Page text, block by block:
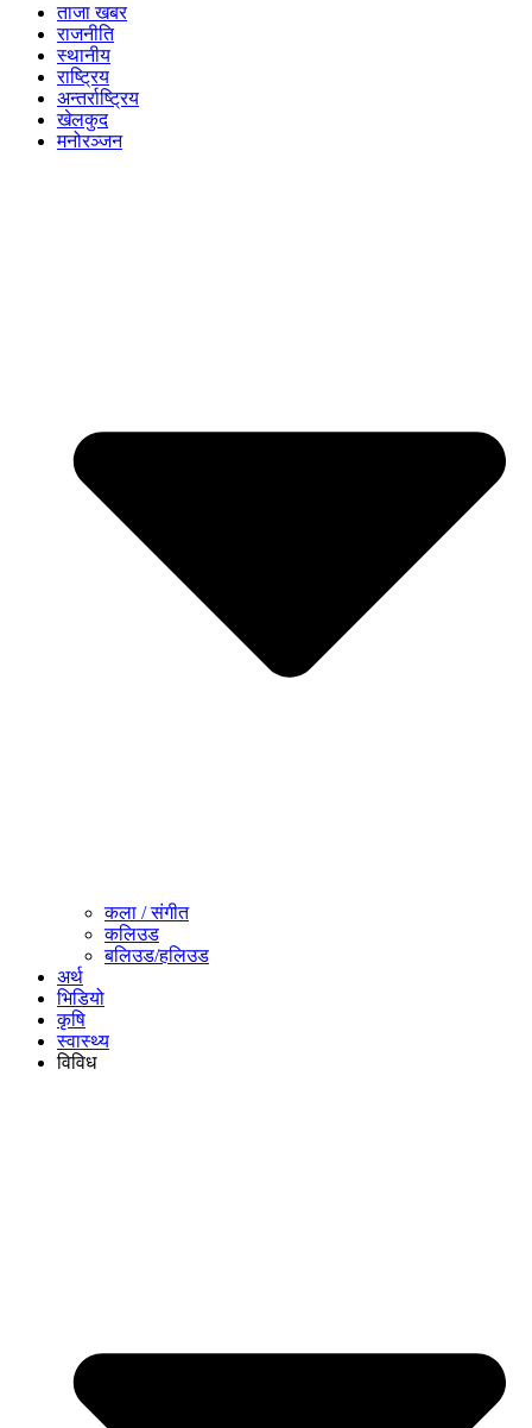
ताजा खबर
राजनीति
स्थानीय
राष्ट्रिय
अन्तर्राष्ट्रिय
खेलकुद
मनोरञ्जन
कला / संगीत​
कलिउड
बलिउड/हलिउड
अर्थ
भिडियो
कृषि
स्वास्थ्य
विविध